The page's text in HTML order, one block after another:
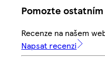
Pomozte
Recenze na našem
Napsat recenzi